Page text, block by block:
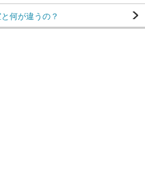
何が違うの？